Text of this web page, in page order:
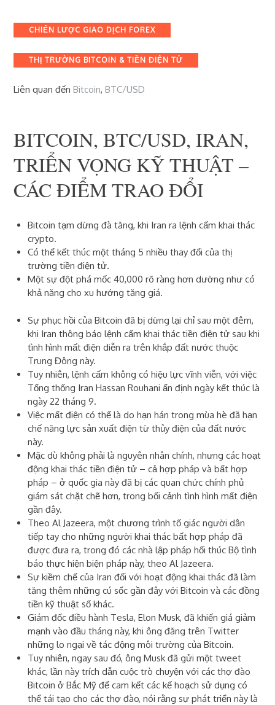
Categories
CHIẾN LƯỢC GIAO DỊCH FOREX
THỊ TRƯỜNG BITCOIN & TIỀN ĐIỆN TỬ
Liên quan đếnBitcoin,BTC/USD
BITCOIN, BTC/USD, IRAN,
TRIỂN VỌNG KỸ THUẬT –
CÁC ĐIỂM TRAO ĐỔI
Bitcoin tạm dừng đà tăng, khi Iran ra lệnh cấm khai thác
crypto.
Có thể kết thúc một tháng 5 nhiều thay đổi của thị
trường tiền điện tử.
Một sự đột phá mốc 40,000 rõ ràng hơn dường như có
khả năng cho xu hướng tăng giá.
Sự phục hồi của Bitcoin đã bị dừng lại chỉ sau một đêm,
khi Iran thông báo lệnh cấm khai thác tiền điện tử sau khi
tình hình mất điện diễn ra trên khắp đất nước thuộc
Trung Đông này.
Tuy nhiên, lệnh cấm không có hiệu lực vĩnh viễn, với việc
Tổng thống Iran Hassan Rouhani ấn định ngày kết thúc là
ngày 22 tháng 9.
Việc mất điện có thể là do hạn hán trong mùa hè đã hạn
chế năng lực sản xuất điện từ thủy điện của đất nước
này.
Mặc dù không phải là nguyên nhân chính, nhưng các hoạt
động khai thác tiền điện tử – cả hợp pháp và bất hợp
pháp – ở quốc gia này đã bị các quan chức chính phủ
giám sát chặt chẽ hơn, trong bối cảnh tình hình mất điện
gần đây.
Theo Al Jazeera, một chương trình tố giác người dân
tiếp tay cho những người khai thác bất hợp pháp đã
được đưa ra, trong đó các nhà lập pháp hối thúc Bộ tình
báo thực hiện biện pháp này, theo Al Jazeera.
Sự kiềm chế của Iran đối với hoạt động khai thác đã làm
tăng thêm những cú sốc gần đây với Bitcoin và các đồng
tiền kỹ thuật số khác.
Giám đốc điều hành Tesla, Elon Musk, đã khiến giá giảm
mạnh vào đầu tháng này, khi ông đăng trên Twitter
những lo ngại về tác động môi trường của Bitcoin.
Tuy nhiên, ngay sau đó, ông Musk đã gửi một tweet
khác, lần này trích dẫn cuộc trò chuyện với các thợ đào
Bitcoin ở Bắc Mỹ để cam kết các kế hoạch sử dụng có
thể tái tạo cho các thợ đào, nói rằng sự phát triển này là